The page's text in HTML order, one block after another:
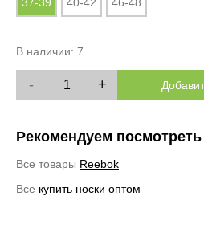
В наличии: 7
- +
Рекомендуем посмотреть
Все товары Reebok
Все купить носки оптом